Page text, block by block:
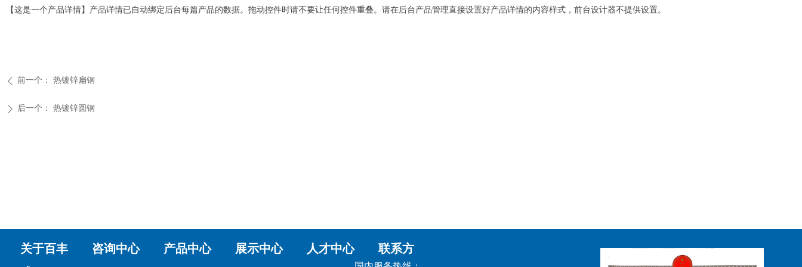
【这是一个产品详情】产品详情已自动绑定后台每篇产品的数据。拖动控件时请不要让任何控件重叠。请在后台产品管理直接设置好产品详情的内容样式，前台设计器不提供设置。
ꄴ 前一个： 热镀锌扁钢
ꄲ 后一个： 热镀锌圆钢
关于百丰 咨询中心 产品中心 展示中心 人才中心 联系方